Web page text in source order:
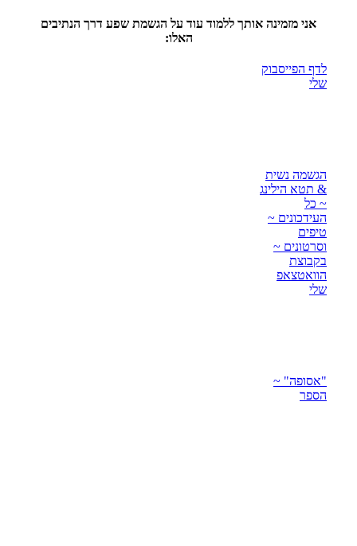
אני מזמינה אותך ללמוד עוד על הגשמת שפע דרך הנתיבים
האלו:
לדף הפייסבוק
שלי
הגשמה נשית
& תטא הילינג
~ כל
העידכונים ~
טיפים
וסרטונים ~
בקבוצת
הוואטצאפ
שלי
"אסופה" ~
הספר